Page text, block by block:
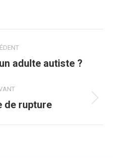
Article
:
adulte autiste ?
Article
de rupture